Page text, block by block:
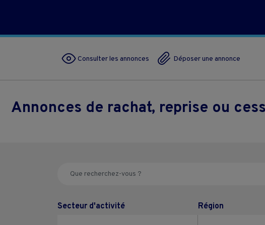
Consulter les annonces Déposer une annonce
Annonces de rachat, reprise ou
Secteur d'activité Région